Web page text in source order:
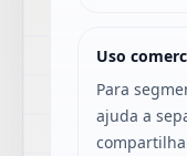
Uso
Para
ajuda a